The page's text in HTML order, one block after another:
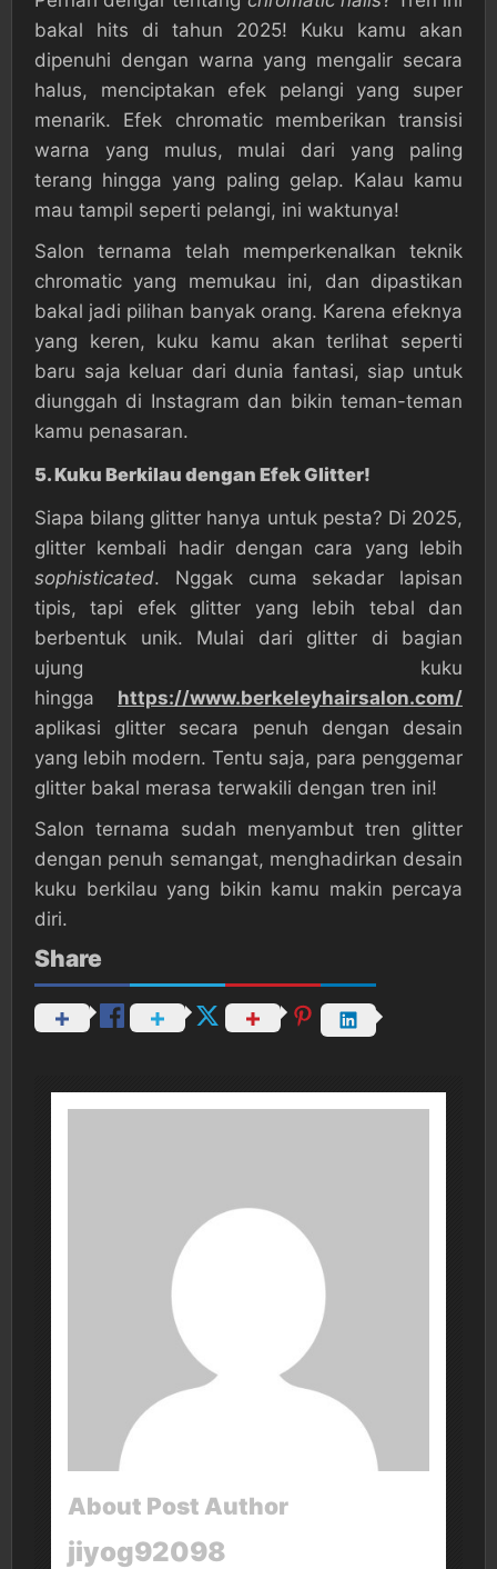
bakal hits di tahun 2025! Kuku kamu akan
dipenuhi dengan warna yang mengalir secara
halus, menciptakan efek pelangi yang super
menarik. Efek chromatic memberikan transisi
warna yang mulus, mulai dari yang paling
terang hingga yang paling gelap. Kalau kamu
mau tampil seperti pelangi, ini waktunya!
Salon ternama telah memperkenalkan teknik
chromatic yang memukau ini, dan dipastikan
bakal jadi pilihan banyak orang. Karena efeknya
yang keren, kuku kamu akan terlihat seperti
baru saja keluar dari dunia fantasi, siap untuk
diunggah di Instagram dan bikin teman-teman
kamu penasaran.
5.Kuku Berkilau dengan Efek Glitter!
Siapa bilang glitter hanya untuk pesta? Di 2025,
glitter kembali hadir dengan cara yang lebih
sophisticated. Nggak cuma sekadar lapisan
tipis, tapi efek glitter yang lebih tebal dan
berbentuk unik. Mulai dari glitter di bagian
ujung kuku
hingga https://www.berkeleyhairsalon.com/
aplikasi glitter secara penuh dengan desain
yang lebih modern. Tentu saja, para penggemar
glitter bakal merasa terwakili dengan tren ini!
Salon ternama sudah menyambut tren glitter
dengan penuh semangat, menghadirkan desain
kuku berkilau yang bikin kamu makin percaya
diri.
Share
About Post Author
jiyog92098